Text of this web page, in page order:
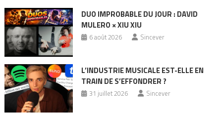
DUO IMPROBABLE DU JOUR : DAVID
MULERO × XIU XIU
6 août 2026 Sincever
L’INDUSTRIE MUSICALE EST-ELLE EN
TRAIN DE S’EFFONDRER ?
31 juillet 2026 Sincever